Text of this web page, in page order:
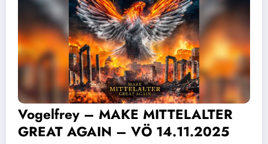
Vogelfrey – MAKE MITTELALTER
GREAT AGAIN – VÖ 14.11.2025